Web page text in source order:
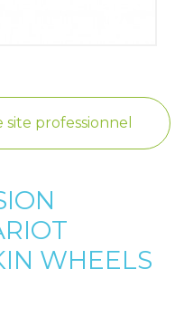
professionnel
WHEELS